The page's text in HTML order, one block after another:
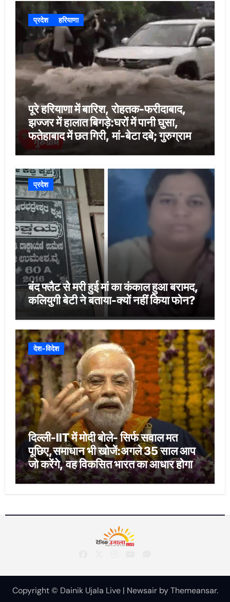
प्रदेश हरियाणा
पूरे हरियाणा में बारिश, रोहतक-फरीदाबाद,
झज्जर में हालात बिगड़े:घरों में पानी घुसा,
फतेहाबाद में छत गिरी, मां-बेटा दबे; गुरुग्राम में
कंधे पर उठाई बाइक
प्रदेश
बंद फ्लैट से मरी हुई मां का कंकाल हुआ बरामद,
कलियुगी बेटी ने बताया-क्यों नहीं किया फोन?
देश-विदेश
दिल्ली-IIT में मोदी बोले- सिर्फ सवाल मत
पूछिए,समाधान भी खोजें:अगले 35 साल आप
जो करेंगे, वह विकसित भारत का आधार होगा
Copyright © Dainik Ujala Live | NewsairbyThemeansar.